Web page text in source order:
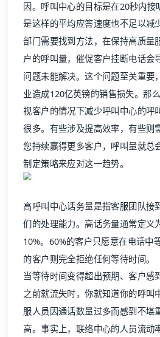
因。呼叫中心的目标是在20秒内接
是这样的平均应答速度也不足以减
部门需要找到方法，在保持高质量
户的呼叫量，催促客户挂断电话会
问题未能解决。这个问题至关重要
业造成120亿英镑的销售损失。那
视客户的情况下减少呼叫中心的呼
很多。有些涉及提高效率，有些则
您持续赢得更多客户，呼叫量就总
制定策略来应对这一趋势。
高呼叫中心话务量是指客服团队接
们的处理能力。高话务量通常定义
10%。60%的客户只愿意在电话中
的客户则完全拒绝任何等待时间。
当等待时间变得超出预期、客户感
之前就流失时，你就知道你的呼叫
服人员因通话数量过多而感到不堪
高。事实上，联络中心的人员流动